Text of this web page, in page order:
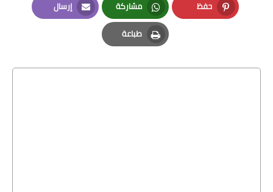
حفظ
Pinterest
مشاركة
Whatsapp
إرسال
Email
طباعة
Print